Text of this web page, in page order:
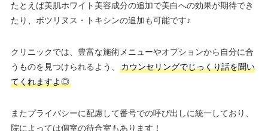
たとえば美肌ホワイト美容成分の追加で美白への効果が期待でき
たり、ボツリヌス・トキシンの追加も可能です♪
クリニックでは、豊富な施術メニューやオプションから自分に合
うものを見つけられるよう、
カウンセリングでじっくり話を聞い
てくれますよ◎
またプライバシーに配慮して番号での呼び出しに統一しており、
院によっては個室の待合室もあります！